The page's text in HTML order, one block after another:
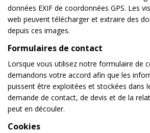
données EXIF de coordonnées GPS. Les
web peuvent télécharger et extraire des
depuis ces images.
Formulaires de contact
Lorsque vous utilisez notre formulaire de
demandons votre accord afin que les
puissent être exploitées et stockées dans
demande de contact, de devis et de la
peut en découler.
Cookies